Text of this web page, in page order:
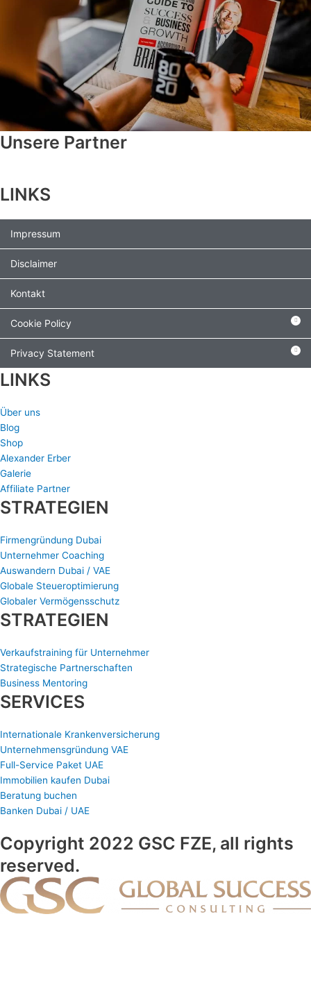
Unsere Partner
LINKS
Impressum
Disclaimer
Kontakt
Cookie Policy
Privacy Statement
LINKS
Über uns
Blog
Shop
Alexander Erber
Galerie
Affiliate Partner
STRATEGIEN
Firmengründung Dubai
Unternehmer Coaching
Auswandern Dubai / VAE
Globale Steueroptimierung
Globaler Vermögensschutz
STRATEGIEN
Verkaufstraining für Unternehmer
Strategische Partnerschaften
Business Mentoring
SERVICES
Internationale Krankenversicherung
Unternehmensgründung VAE
Full-Service Paket UAE
Immobilien kaufen Dubai
Beratung buchen
Banken Dubai / UAE
Copyright 2022 GSC FZE, all rights
reserved.